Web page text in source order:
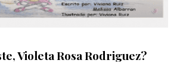
Violeta Rosa Rodriguez?